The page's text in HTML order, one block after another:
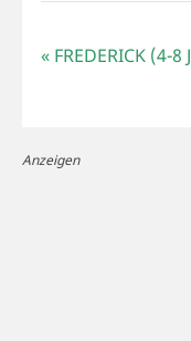
«FREDERICK (4-8
Anzeigen